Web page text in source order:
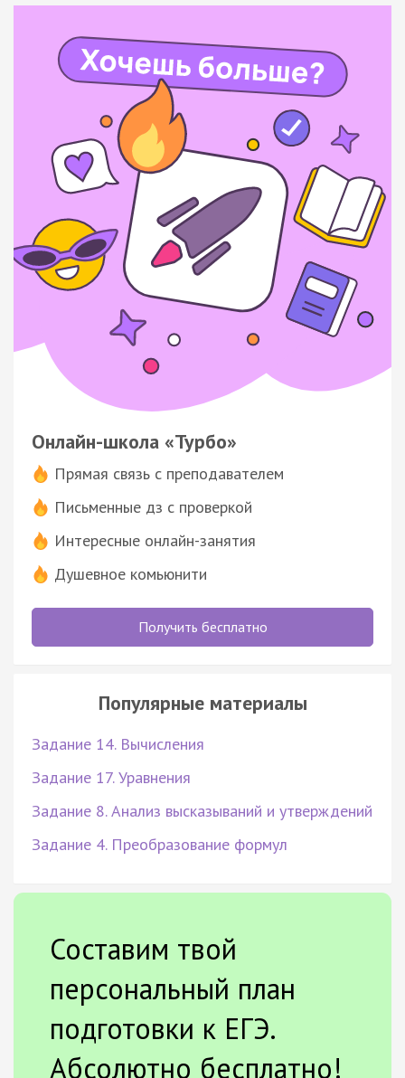
Онлайн-школа «Турбо»
Прямая связь с преподавателем
Письменные дз с проверкой
Интересные онлайн-занятия
Душевное комьюнити
Получить бесплатно
Популярные материалы
Задание 14. Вычисления
Задание 17. Уравнения
Задание 8. Анализ высказываний и утверждений
Задание 4. Преобразование формул
Составим твой
персональный план
подготовки к ЕГЭ.
Абсолютно бесплатно!